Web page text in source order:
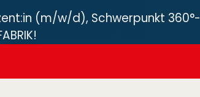
(m/w/d), Schwerpunkt 360°-